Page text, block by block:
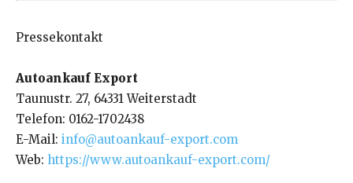
Pressekontakt
Autoankauf Export
Taunustr. 27, 64331 Weiterstadt
Telefon: 0162-1702438
E-Mail: info@autoankauf-export.com
Web: https://www.autoankauf-export.com/